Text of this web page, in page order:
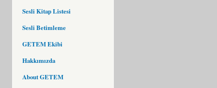
Sesli Kitap Listesi
Sesli Betimleme
GETEM Ekibi
Hakkımızda
About GETEM